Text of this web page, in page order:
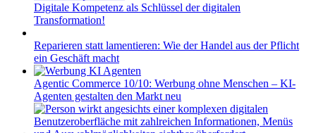
Digitale Kompetenz als Schlüssel der digitalen
Transformation!
Reparieren statt lamentieren: Wie der Handel aus der Pflicht
ein Geschäft macht
Agentic Commerce 10/10: Werbung ohne Menschen – KI-
Agenten gestalten den Markt neu